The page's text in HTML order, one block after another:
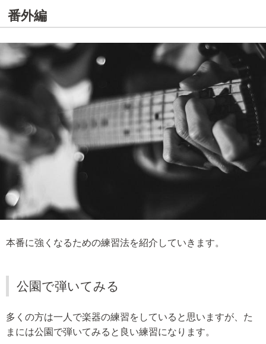
番外編
本番に強くなるための練習法を紹介していきます。
公園で弾いてみる
多くの方は一人で楽器の練習をしていると思いますが、た
まには公園で弾いてみると良い練習になります。